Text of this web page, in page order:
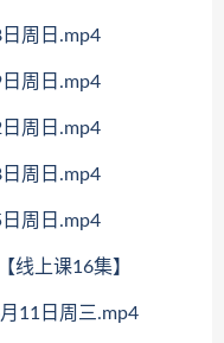
周日.mp4
周日.mp4
周日.mp4
周日.mp4
周日.mp4
线上课16集】
11日周三.mp4